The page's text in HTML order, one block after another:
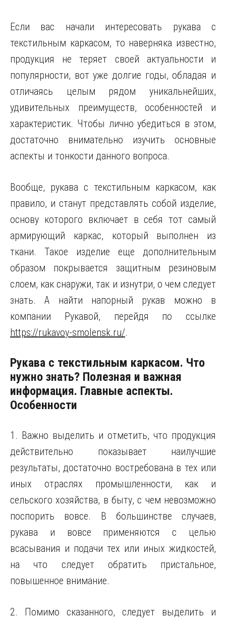
Если вас начали интересовать рукава с
текстильным каркасом, то наверняка известно,
продукция не теряет своей актуальности и
популярности, вот уже долгие годы, обладая и
отличаясь целым рядом уникальнейших,
удивительных преимуществ, особенностей и
характеристик. Чтобы лично убедиться в этом,
достаточно внимательно изучить основные
аспекты и тонкости данного вопроса.
Вообще, рукава с текстильным каркасом, как
правило, и станут представлять собой изделие,
основу которого включает в себя тот самый
армирующий каркас, который выполнен из
ткани. Такое изделие еще дополнительным
образом покрывается защитным резиновым
слоем, как снаружи, так и изнутри, о чем следует
знать. А найти напорный рукав можно в
компании Рукавой, перейдя по ссылке
https://rukavoy-smolensk.ru/.
Рукава с текстильным каркасом. Что
нужно знать? Полезная и важная
информация. Главные аспекты.
Особенности
1. Важно выделить и отметить, что продукция
действительно показывает наилучшие
результаты, достаточно востребована в тех или
иных отраслях промышленности, как и
сельского хозяйства, в быту, с чем невозможно
поспорить вовсе. В большинстве случаев,
рукава и вовсе применяются с целью
всасывания и подачи тех или иных жидкостей,
на что следует обратить пристальное,
повышенное внимание.
2. Помимо сказанного, следует выделить и